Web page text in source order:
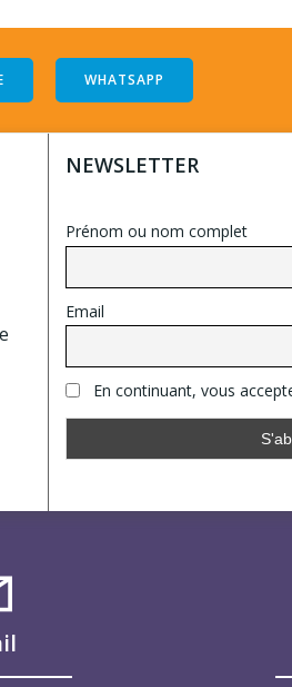
WHATSAPP
NEWSLETTER
Prénom ou nom complet
Email
En continuant, vous